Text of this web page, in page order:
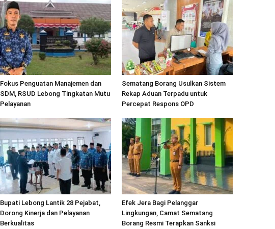
Fokus Penguatan Manajemen dan
SDM, RSUD Lebong Tingkatan Mutu
Pelayanan
Sematang Borang Usulkan Sistem
Rekap Aduan Terpadu untuk
Percepat Respons OPD
Bupati Lebong Lantik 28 Pejabat,
Dorong Kinerja dan Pelayanan
Berkualitas
Efek Jera Bagi Pelanggar
Lingkungan, Camat Sematang
Borang Resmi Terapkan Sanksi